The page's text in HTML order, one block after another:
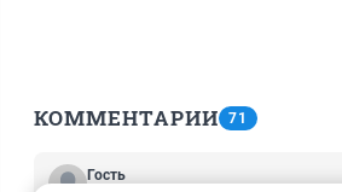
КОММЕНТАРИИ 71
Гость